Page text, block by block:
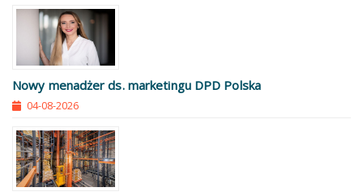
Nowy menadżer ds. marketingu DPD Polska
04-08-2026